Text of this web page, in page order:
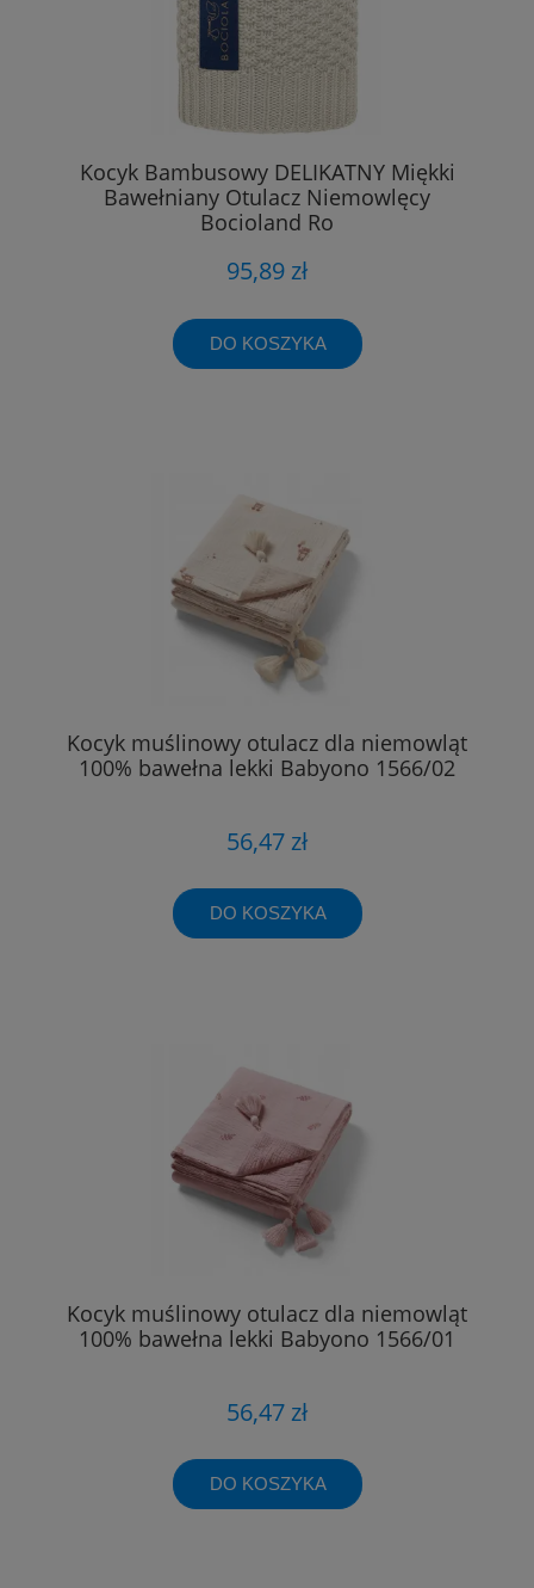
Kocyk Bambusowy DELIKATNY Miękki
Bawełniany Otulacz Niemowlęcy
Bocioland Ro
95,89 zł
DO KOSZYKA
Kocyk muślinowy otulacz dla niemowląt
100% bawełna lekki Babyono 1566/02
56,47 zł
DO KOSZYKA
Kocyk muślinowy otulacz dla niemowląt
100% bawełna lekki Babyono 1566/01
56,47 zł
DO KOSZYKA